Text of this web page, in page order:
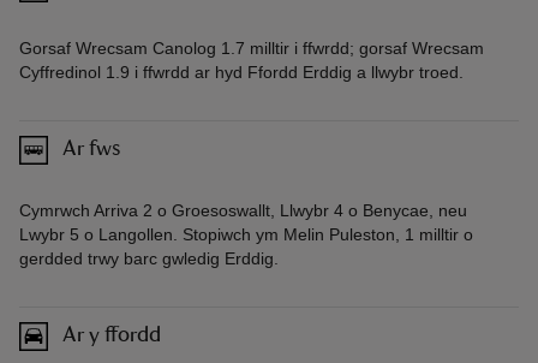
Gorsaf Wrecsam Canolog 1.7 milltir i ffwrdd; gorsaf Wrecsam
Cyffredinol 1.9 i ffwrdd ar hyd Ffordd Erddig a llwybr troed.
Ar fws
Cymrwch Arriva 2 o Groesoswallt, Llwybr 4 o Benycae, neu
Lwybr 5 o Langollen. Stopiwch ym Melin Puleston, 1 milltir o
gerdded trwy barc gwledig Erddig.
Ar y ffordd